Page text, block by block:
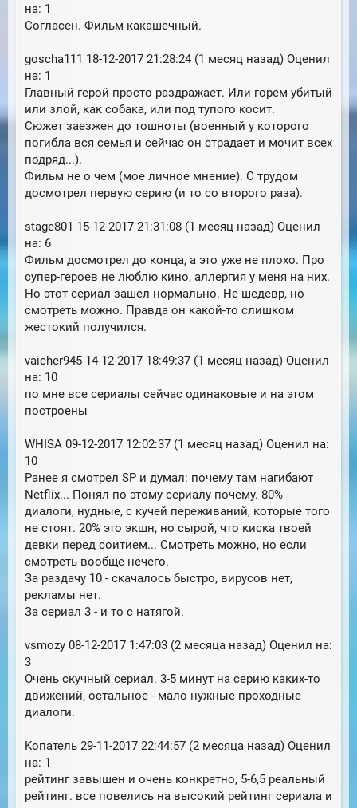
на: 1
Согласен. Фильм какашечный.
goscha111 18-12-2017 21:28:24 (1 месяц назад) Оценил
на: 1
Главный герой просто раздражает. Или горем убитый
или злой, как собака, или под тупого косит.
Сюжет заезжен до тошноты (военный у которого
погибла вся семья и сейчас он страдает и мочит всех
подряд...).
Фильм не о чем (мое личное мнение). С трудом
досмотрел первую серию (и то со второго раза).
stage801 15-12-2017 21:31:08 (1 месяц назад) Оценил
на: 6
Фильм досмотрел до конца, а это уже не плохо. Про
супер-героев не люблю кино, аллергия у меня на них.
Но этот сериал зашел нормально. Не шедевр, но
смотреть можно. Правда он какой-то слишком
жестокий получился.
vaicher945 14-12-2017 18:49:37 (1 месяц назад) Оценил
на: 10
по мне все сериалы сейчас одинаковые и на этом
построены
WHISA 09-12-2017 12:02:37 (1 месяц назад) Оценил на:
10
Ранее я смотрел SP и думал: почему там нагибают
Netflix... Понял по этому сериалу почему. 80%
диалоги, нудные, с кучей переживаний, которые того
не стоят. 20% это экшн, но сырой, что киска твоей
девки перед соитием... Смотреть можно, но если
смотреть вообще нечего.
За раздачу 10 - скачалось быстро, вирусов нет,
рекламы нет.
За сериал 3 - и то с натягой.
vsmozy 08-12-2017 1:47:03 (2 месяца назад) Оценил на:
3
Очень скучный сериал. 3-5 минут на серию каких-то
движений, остальное - мало нужные проходные
диалоги.
Koпатель 29-11-2017 22:44:57 (2 месяца назад) Оценил
на: 1
рейтинг завышен и очень конкретно, 5-6,5 реальный
рейтинг. все повелись на высокий рейтинг сериала и